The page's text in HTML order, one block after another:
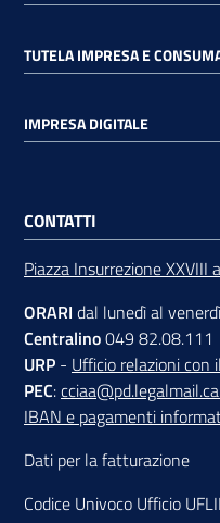
TUTELA IMPRESA E
IMPRESA DIGITALE
CONTATTI
Piazza Insurrezione XXVIII
ORARI dal lunedì al
Centralino049 82.08.111
URP - Ufficio relazioni con
PEC:
IBAN e pagamenti
Dati per la fatturazione
Codice Univoco Ufficio